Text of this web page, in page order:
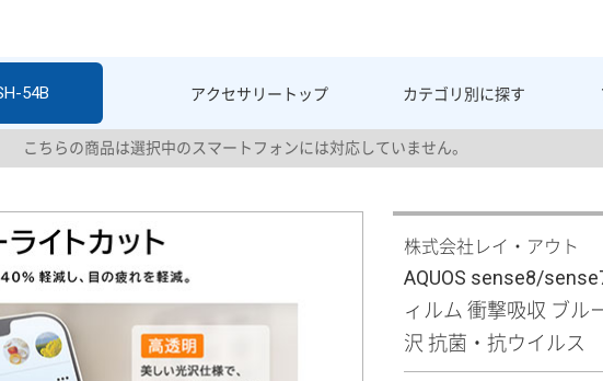
アクセサリー トップ カテゴリ別に探す
54B
こちらの商品は選択中のスマートフォンには対応していません。
株式会社レイ・アウト
AQUOS sense8/
ィルム 衝撃吸収 ブル
沢 抗菌・抗ウイルス